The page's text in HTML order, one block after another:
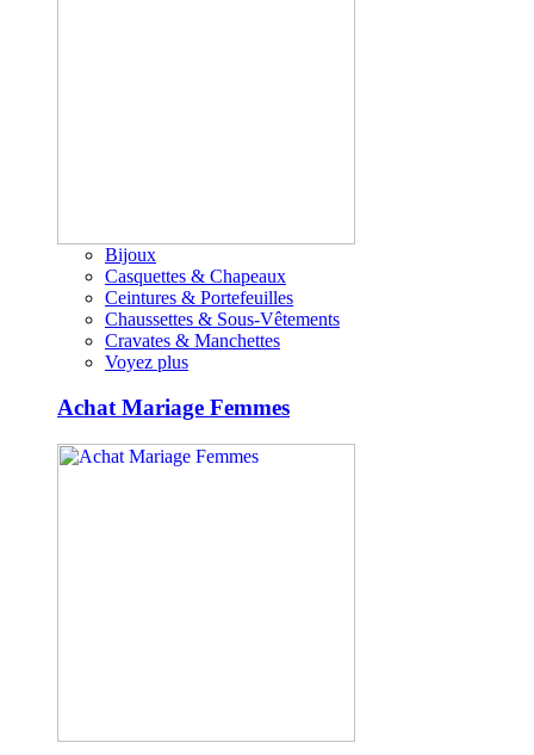
Bijoux
Casquettes & Chapeaux
Ceintures & Portefeuilles
Chaussettes & Sous-Vêtements
Cravates & Manchettes
Voyez plus
Achat Mariage Femmes